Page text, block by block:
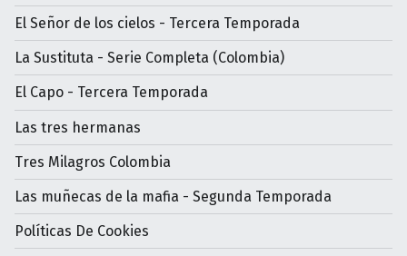
El Señor de los cielos - Tercera Temporada
La Sustituta - Serie Completa (Colombia)
El Capo - Tercera Temporada
Las tres hermanas
Tres Milagros Colombia
Las muñecas de la mafia - Segunda Temporada
Políticas De Cookies